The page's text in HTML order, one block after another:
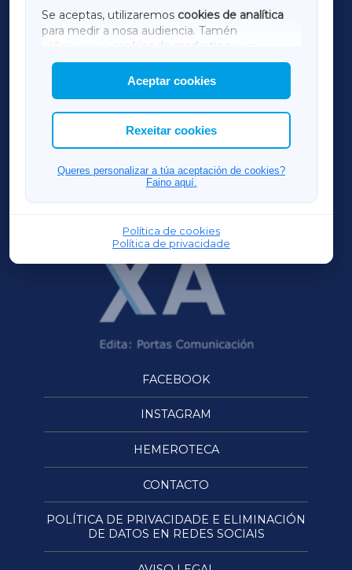
Se aceptas, utilizaremos cookies de analítica
para medir a nosa audiencia. Tamén
utilizaremos
cookies de marketing
mostrar publicidade de terceiros.
Así mesmo, podes personalizar a elección das
cookies que desexas permitir.
Aceptar cookies
Rexeitar cookies
Queres personalizar a túa aceptación de cookies?
Faino aquí.
Política de cookies
Política de privacidade
AMARIÑAXA
RIBEIRASACRAXA
ACORUÑAXA
FERROLXA
OURENSEXA
FACEBOOK
INSTAGRAM
HEMEROTECA
CONTACTO
POLÍTICA DE PRIVACIDADE E ELIMINACIÓN
DE DATOS EN REDES SOCIAIS